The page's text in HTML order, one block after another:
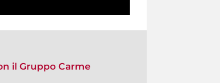
il Gruppo Carme